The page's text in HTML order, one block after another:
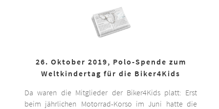
26. Oktober 2019, Polo-Spende zum
Weltkindertag für die Biker4Kids
Da waren die Mitglieder der Biker4Kids platt: Erst
beim jährlichen Motorrad-Korso im Juni hatte die